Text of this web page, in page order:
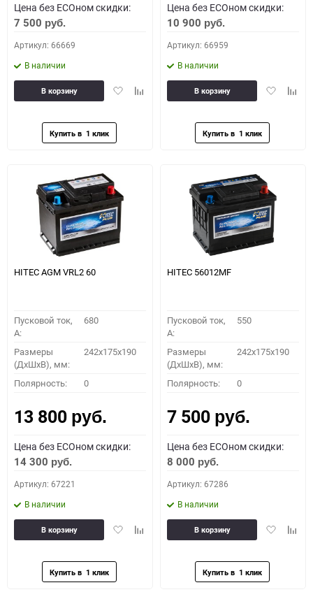
Цена без ECOном скидки:
7 500 руб.
Артикул: 66669
В наличии
ДобавитьДобавить
В корзину
Цена без ECOном скидки:
10 900 руб.
Артикул: 66959
В наличии
Добавить
В корзину
HITEC AGM VRL2 60
Пусковой ток,
A:
680
Размеры
(ДхШхВ), мм:
242x175x190
Полярность: 0
13 800 руб.
Цена без ECOном скидки:
14 300 руб.
Артикул: 67221
В наличии
ДобавитьДобавить
В корзину
HITEC 56012MF
Пусковой ток,
A:
550
Размеры
(ДхШхВ), мм:
242x175x190
Полярность: 0
7 500 руб.
Цена без ECOном скидки:
8 000 руб.
Артикул: 67286
В наличии
Добавить
В корзину